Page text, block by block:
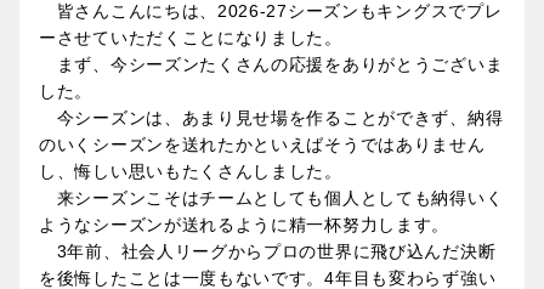
皆さんこんにちは、2026-27シーズンもキングスでプレ
ーさせていただくことになりました。
まず、今シーズンたくさんの応援をありがとうございま
した。
今シーズンは、あまり見せ場を作ることができず、納得
のいくシーズンを送れたかといえばそうではありません
し、悔しい思いもたくさんしました。
来シーズンこそはチームとしても個人としても納得いく
ようなシーズンが送れるように精一杯努力します。
3年前、社会人リーグからプロの世界に飛び込んだ決断
を後悔したことは一度もないです。4年目も変わらず強い